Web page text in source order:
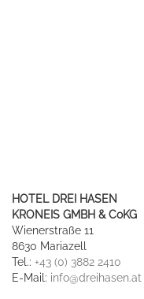
HOTEL DREI HASEN
KRONEIS GMBH & CoKG
Wienerstraße 11
8630 Mariazell
Tel.: +43 (0) 3882 2410
E-Mail: info@dreihasen.at